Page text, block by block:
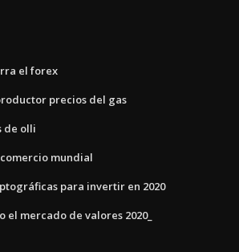
el forex
precios del gas
de olli
mundial
para invertir en 2020
el mercado de valores 2020_